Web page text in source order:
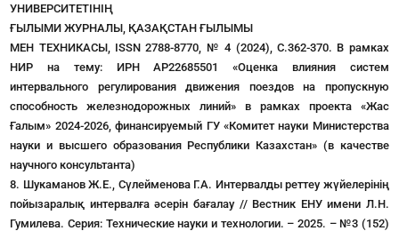
УНИВЕРСИТЕТІНІҢ
ҒЫЛЫМИ ЖУРНАЛЫ, ҚАЗАҚСТАН ҒЫЛЫМЫ
МЕН ТЕХНИКАСЫ, ISSN 2788-8770, № 4 (2024), С.362-370. В рамках
НИР на тему: ИРН АР22685501 «Оценка влияния систем
интервального регулирования движения поездов на пропускную
способность железнодорожных линий» в рамках проекта «Жас
Ғалым» 2024-2026, финансируемый ГУ «Комитет науки Министерства
науки и высшего образования Республики Казахстан» (в качестве
научного консультанта)
8. Шукаманов Ж.Е., Сүлейменова Г.А. Интервалды реттеу жүйелерінің
пойызаралық интервалға әсерін бағалау // Вестник ЕНУ имени Л.Н.
Гумилева. Серия: Технические науки и технологии. – 2025. – №3 (152)